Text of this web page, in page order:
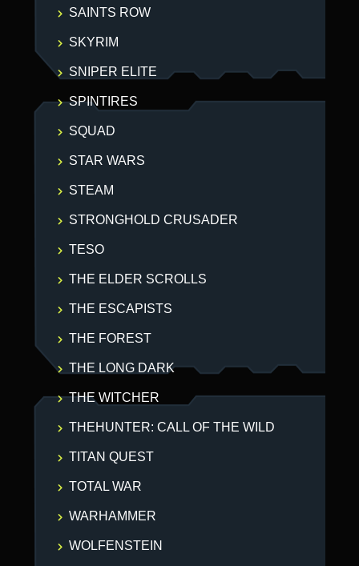
SAINTS ROW
SKYRIM
SNIPER ELITE
SPINTIRES
SQUAD
STAR WARS
STEAM
STRONGHOLD CRUSADER
TESO
THE ELDER SCROLLS
THE ESCAPISTS
THE FOREST
THE LONG DARK
THE WITCHER
THEHUNTER: CALL OF THE WILD
TITAN QUEST
TOTAL WAR
WARHAMMER
WOLFENSTEIN